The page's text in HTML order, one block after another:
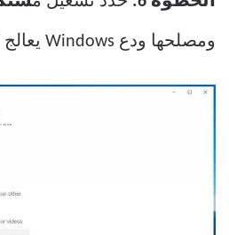
ومصلحها ودع Windows يعالج المشكلة نيابة عنك.